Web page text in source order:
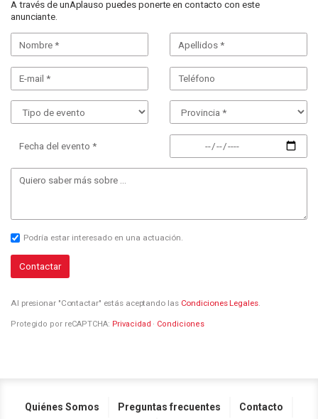
A través de unAplauso puedes ponerte en contacto con este
anunciante.
Fecha del evento *
Podría estar interesado en una actuación.
Contactar
Al presionar "Contactar" estás aceptando las Condiciones Legales.
Protegido por reCAPTCHA: Privacidad · Condiciones
Quiénes Somos Preguntas frecuentes Contacto